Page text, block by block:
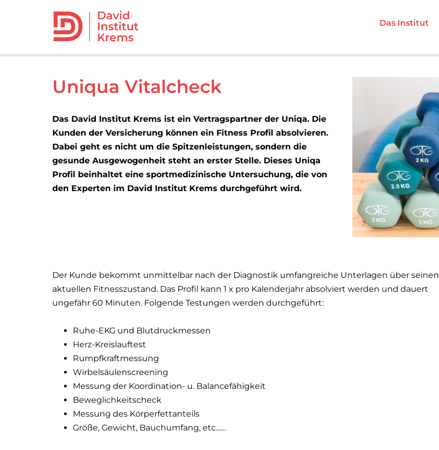
Das Institut
Uniqua Vitalcheck
Das David Institut Krems ist ein Vertragspartner der Uniqa. Die
Kunden der Versicherung können ein Fitness Profil absolvieren.
Dabei geht es nicht um die Spitzenleistungen, sondern die
gesunde Ausgewogenheit steht an erster Stelle. Dieses Uniqa
Profil beinhaltet eine sportmedizinische Untersuchung, die von
den Experten im David Institut Krems durchgeführt wird.
Der Kunde bekommt unmittelbar nach der Diagnostik umfangreiche Unterlagen über seinen
aktuellen Fitnesszustand. Das Profil kann 1 x pro Kalenderjahr absolviert werden und dauert
ungefähr 60 Minuten. Folgende Testungen werden durchgeführt:
Ruhe-EKG und Blutdruckmessen
Herz-Kreislauftest
Rumpfkraftmessung
Wirbelsäulenscreening
Messung der Koordination- u. Balancefähigkeit
Beweglichkeitscheck
Messung des Körperfettanteils
Größe, Gewicht, Bauchumfang, etc……